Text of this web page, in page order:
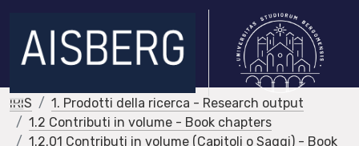
IRIS
1. Prodotti della ricerca - Research output
1.2 Contributi in volume - Book chapters
1.2.01 Contributi in volume (Capitoli o Saggi) - Book